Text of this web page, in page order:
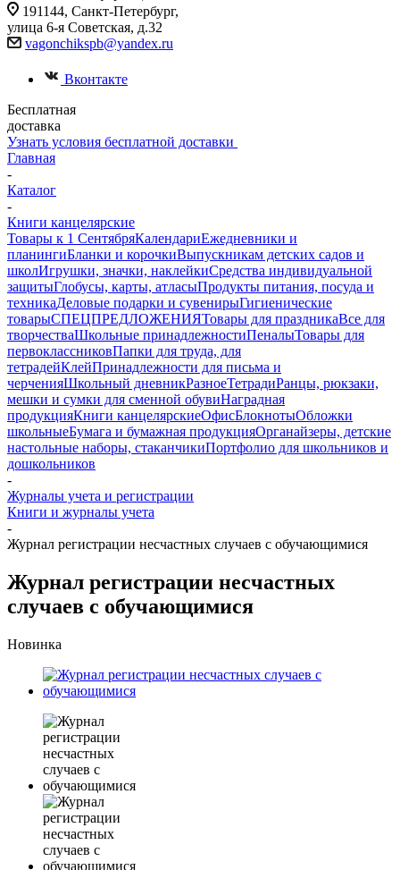
191144, Санкт-Петербург,
улица 6-я Советская, д.32
vagonchikspb@yandex.ru
Вконтакте
Бесплатная
доставка
Узнать условия бесплатной доставки
Главная
-
Каталог
-
Книги канцелярские
Товары к 1 СентябряКалендариЕжедневники и
планингиБланки и корочкиВыпускникам детских садов и
школИгрушки, значки, наклейкиСредства индивидуальной
защитыГлобусы, карты, атласыПродукты питания, посуда и
техникаДеловые подарки и сувенирыГигиенические
товарыСПЕЦПРЕДЛОЖЕНИЯТовары для праздникаВсе для
творчестваШкольные принадлежностиПеналыТовары для
первоклассниковПапки для труда, для
тетрадейКлейПринадлежности для письма и
черченияШкольный дневникРазноеТетрадиРанцы, рюкзаки,
мешки и сумки для сменной обувиНаградная
продукцияКниги канцелярскиеОфисБлокнотыОбложки
школьныеБумага и бумажная продукцияОрганайзеры, детские
настольные наборы, стаканчикиПортфолио для школьников и
дошкольников
-
Журналы учета и регистрации
Книги и журналы учета
-
Журнал регистрации несчастных случаев с обучающимися
Журнал регистрации несчастных
случаев с обучающимися
Новинка